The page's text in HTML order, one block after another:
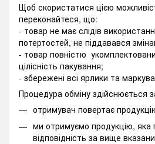
Щоб скористатися цією
переконайтеся, що:
- товар не має слідів
потертостей, не піддавався
- товар повністю
цілісність пакування;
- збережені всі ярлики та
Процедура обміну здійснюється
отримувач повертає
ми отримуємо продукцію, яка
відповідність за вище